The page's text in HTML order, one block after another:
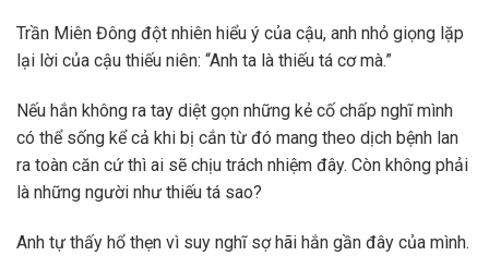
Trần Miên Đông đột nhiên hiểu ý của cậu, anh nhỏ giọng lặp
lại lời của cậu thiếu niên: “Anh ta là thiếu tá cơ mà.”
Nếu hắn không ra tay diệt gọn những kẻ cố chấp nghĩ mình
có thể sống kể cả khi bị cắn từ đó mang theo dịch bệnh lan
ra toàn căn cứ thì ai sẽ chịu trách nhiệm đây. Còn không phải
là những người như thiếu tá sao?
Anh tự thấy hổ thẹn vì suy nghĩ sợ hãi hắn gần đây của mình.